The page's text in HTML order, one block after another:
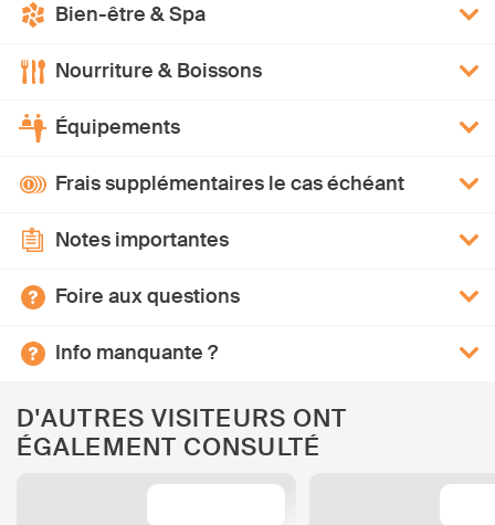
Bien-être & Spa
Nourriture & Boissons
Équipements
Frais supplémentaires le cas échéant
Notes importantes
Foire aux questions
Info manquante ?
D'AUTRES VISITEURS ONT
ÉGALEMENT CONSULTÉ